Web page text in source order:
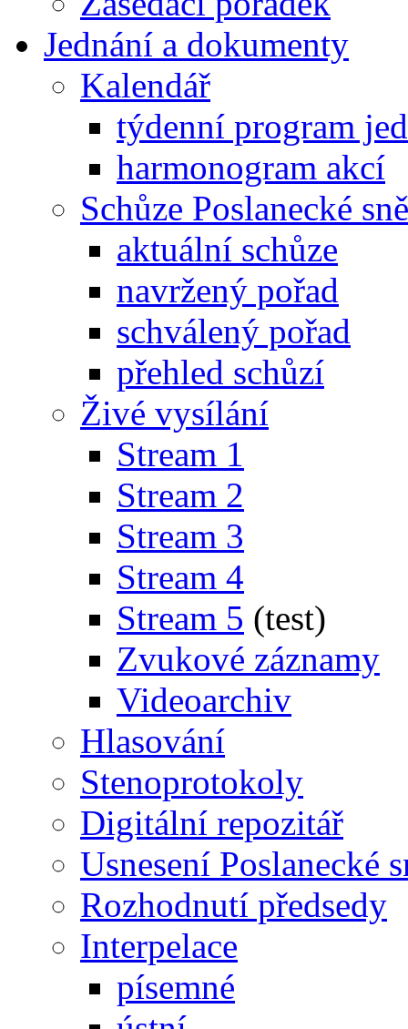
Jednání a dokumenty
Kalendář
týdenní program
harmonogram akcí
Schůze Poslanecké
aktuální schůze
navržený pořad
schválený pořad
přehled schůzí
Živé vysílání
Stream 1
Stream 2
Stream 3
Stream 4
Stream 5 (test)
Zvukové záznamy
Videoarchiv
Hlasování
Stenoprotokoly
Digitální repozitář
Usnesení Poslanecké
Rozhodnutí předsedy
Interpelace
písemné